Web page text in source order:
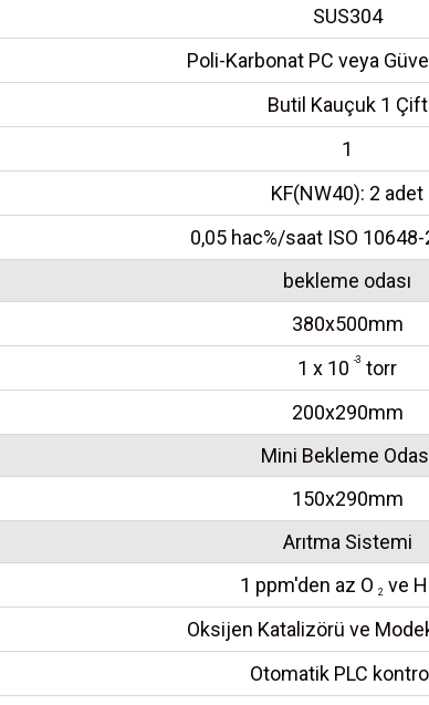
SUS304
Poli-Karbonat PC veya
Butil Kauçuk 1 Çift
1
KF(NW40): 2 adet
0,05 hac%/saat ISO
bekleme odası
380x500mm
1 x 10 -3 torr
200x290mm
Mini Bekleme
150x290mm
Arıtma Sistemi
1 ppm'den az O 2 ve H
Oksijen Katalizörü ve
Otomatik PLC